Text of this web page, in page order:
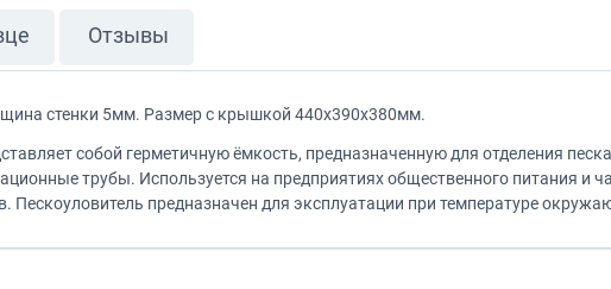
Отзывы
стенки 5мм. Размер с крышкой 440х390х380мм.
собой герметичную ёмкость, предназначенную для отделения
трубы. Используется на предприятиях общественного питания и
Пескоуловитель предназначен для эксплуатации при температуре